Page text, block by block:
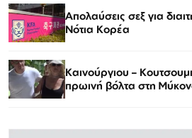
Απολαύσεις σεξ για
Νότια Κορέα
Καινούργιου –
πρωινή βόλτα στη